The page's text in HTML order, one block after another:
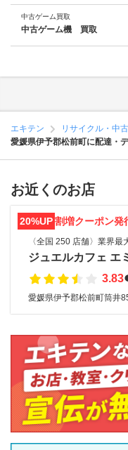
中古ゲーム買取
中古ゲーム機 買取
エキテン リサイクル・中
愛媛県伊予郡松前町に配達・
お近くのお店
20%UP割増クーポン発
〈全国 250 店舗〉業界
ジュエルカフェ エ
3.83
愛媛県伊予郡松前町筒井